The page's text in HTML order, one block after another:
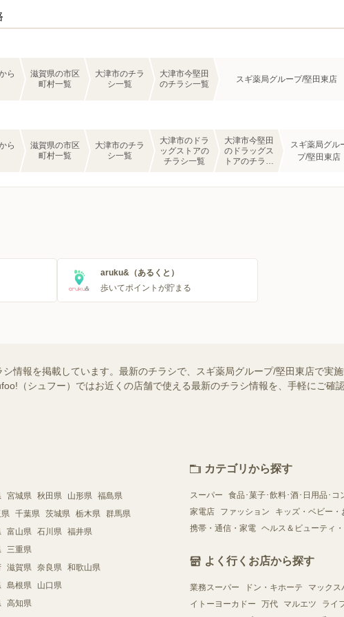
ら
滋賀県の市区
町村一覧
大津市のチラ
シ一覧
大津市今堅田
のチラシ一覧
スギ薬局グループ/堅田東店
ら
滋賀県の市区
町村一覧
大津市のチラ
シ一覧
大津市のドラ
ッグストアの
チラシ一覧
大津市今堅田
のドラッグス
トアのチラシ
スギ薬局グル
プ/堅田東店
aruku&（あるくと）
歩いてポイントが貯まる
情報を掲載しています。最新のチラシで、スギ薬局グループ/堅田東店で実
（シュフー）ではお近くの店舗で使える最新のチラシ情報を、手軽にご確
宮城県 秋田県 山形県 福島県
千葉県 茨城県 栃木県 群馬県
富山県 石川県 福井県
三重県
滋賀県 奈良県 和歌山県
島根県 山口県
高知県
カテゴリから探す
スーパー
食品･菓子･飲料･酒･日用品･コ
家電店
ファッション
キッズ・ベビー・
携帯・通信・家電 ヘルス＆ビューティ
よく行くお店から探す
業務スーパー ドン・キホーテ
マックス
イトーヨーカドー
万代 マルエツ
ライ